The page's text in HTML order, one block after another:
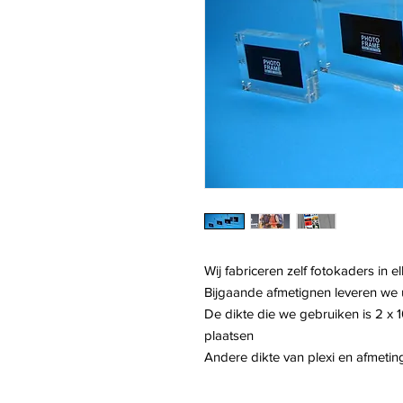
Wij fabriceren zelf fotokaders in
Bijgaande afmetignen leveren we
De dikte die we gebruiken is 2 x
plaatsen
Andere dikte van plexi en